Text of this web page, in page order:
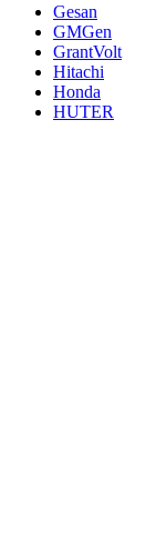
Gesan
GMGen
GrantVolt
Hitachi
Honda
HUTER